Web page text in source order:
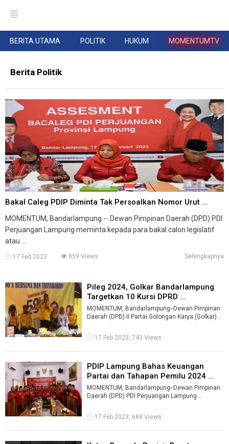
BERITA UTAMA POLITIK HUKUM MOMENTUMTV
Berita Politik
Bakal Caleg PDIP Diminta Tak Persoalkan Nomor Urut ...
MOMENTUM, Bandarlampung -- Dewan Pimpinan Daerah (DPD) PDI
Perjuangan Lampung meminta kepada para bakal calon legislatif
atau ...
17 Feb 2023 859 Views Selengkapnya
Pileg 2024, Golkar Bandarlampung
Targetkan 10 Kursi DPRD ...
MOMENTUM, Bandarlampung--Dewan Pimpinan
Daerah (DPD) II Partai Golongan Karya (Golkar)
17 Feb 2023, 743 Views
PDIP Lampung Bahas Keuangan
Partai dan Tahapan Pemilu 2024 ...
MOMENTUM, Bandarlampung--Dewan Pimpinan
Daerah (DPD) PDI Perjuangan Lampung
yang dii ...
17 Feb 2023, 688 Views